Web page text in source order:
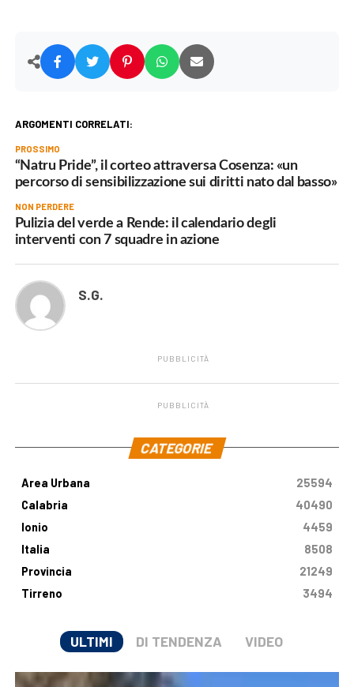
ARGOMENTI CORRELATI:
PROSSIMO
“Natru Pride”, il corteo attraversa Cosenza: «un
percorso di sensibilizzazione sui diritti nato dal basso»
NON PERDERE
Pulizia del verde a Rende: il calendario degli
interventi con 7 squadre in azione
S.G.
PUBBLICITÀ
PUBBLICITÀ
CATEGORIE
Area Urbana
25594
Calabria
40490
Ionio
4459
Italia
8508
Provincia
21249
Tirreno
3494
ULTIMI DI TENDENZA VIDEO